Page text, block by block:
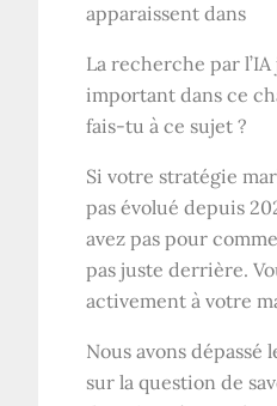
apparaissent dans
La recherche par
important dans ce
fais-tu à ce sujet ?
Si votre stratégie
pas évolué depuis
avez pas pour
pas juste derrière.
activement à votre
Nous avons dépassé
sur la question de